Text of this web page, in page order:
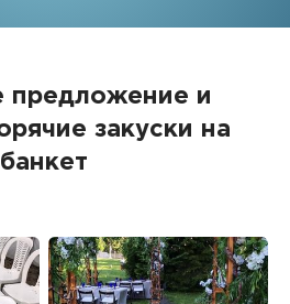
предложение и
закуски на
банкет